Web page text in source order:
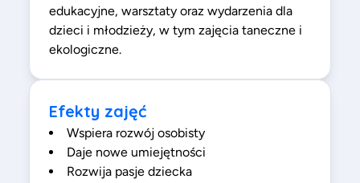
edukacyjne, warsztaty oraz wydarzenia dla
dzieci i młodzieży, w tym zajęcia taneczne i
ekologiczne.
Efekty zajęć
Wspiera rozwój osobisty
Daje nowe umiejętności
Rozwija pasje dziecka